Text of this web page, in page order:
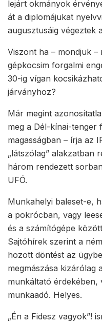
lejárt okmányok
át a diplomájukat
augusztusáig végeztek
Viszont ha – mondjuk
gépkocsim forgalmi
30-ig vígan
járványhoz?
Már megint
meg a Dél-kínai-tenger
magasságban – írja az
„látszólag” alakzatban
három rendezett
UFÓ.
Munkahelyi baleset-e,
a pokrócban, vagy
és a számítógépe
Sajtóhírek szerint a
hozott döntést az
megmászása kizárólag
munkáltató érdekében,
munkaadó. Helyes.
„Én a Fidesz vagyok”!